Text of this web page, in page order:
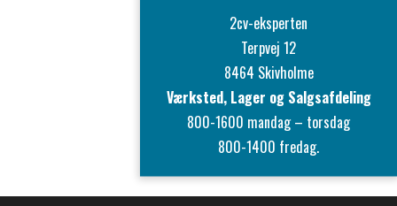
2cv-eksperten
Terpvej 12
8464 Skivholme
Værksted, Lager og Salgsafdeling
800-1600 mandag – torsdag
800-1400 fredag.